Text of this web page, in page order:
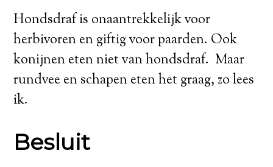
Hondsdraf is onaantrekkelijk voor
herbivoren en giftig voor paarden. Ook
konijnen eten niet van hondsdraf. Maar
rundvee en schapen eten het graag, zo lees
ik.
Besluit